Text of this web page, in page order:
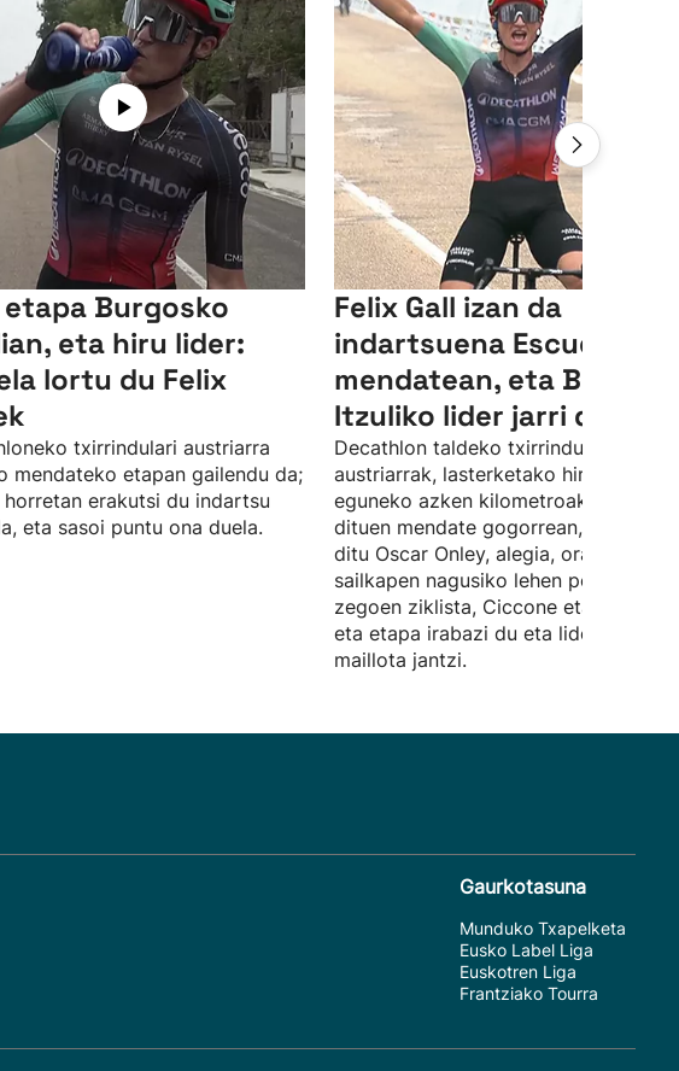
etapa Burgosko
eta hiru lider:
lortu du Felix
txirrindulari austriarra
mendateko etapan gailendu da;
horretan erakutsi du indartsu
eta sasoi puntu ona duela.
Felix Gall izan da
indartsuena Escudo
mendatean, eta
Itzuliko lider jarri da
Decathlon taldeko txirrindulari
austriarrak, lasterketako hirugarren
eguneko azken kilometroak markatu
dituen mendate gogorrean, atzean
ditu Oscar Onley, alegia, orain arte
sailkapen nagusiko lehen postuan
zegoen ziklista, Ciccone eta
eta etapa irabazi du eta liderraren
maillota jantzi.
Gaurkotasuna
Munduko Txapelketa
Eusko Label Liga
Euskotren Liga
Frantziako Tourra